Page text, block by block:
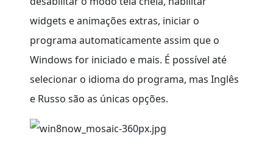
widgets e animações extras, iniciar o
programa automaticamente assim que o
Windows for iniciado e mais. É possível até
selecionar o idioma do programa, mas Inglês
e Russo são as únicas opções.